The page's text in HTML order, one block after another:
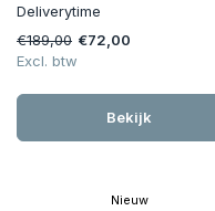
Deliverytime
€189,00 €72,00
Excl. btw
Bekijk
Nieuw